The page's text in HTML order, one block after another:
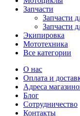
Запчасти
Запчасти
Запчасти
Экипировка
Мототехника
Все категории
О нас
Оплата и
Адреса
Блог
Сотрудничество
Контакты